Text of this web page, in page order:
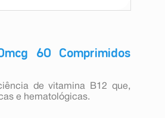
60 Comprimidos
de vitamina B12 que,
e hematológicas.